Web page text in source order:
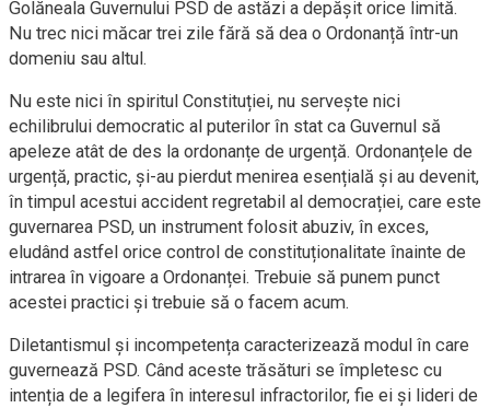
Golăneala Guvernului PSD de astăzi a depășit orice limită.
Nu trec nici măcar trei zile fără să dea o Ordonanță într-un
domeniu sau altul.
Nu este nici în spiritul Constituției, nu servește nici
echilibrului democratic al puterilor în stat ca Guvernul să
apeleze atât de des la ordonanțe de urgență. Ordonanțele de
urgență, practic, și-au pierdut menirea esențială și au devenit,
în timpul acestui accident regretabil al democrației, care este
guvernarea PSD, un instrument folosit abuziv, în exces,
eludând astfel orice control de constituționalitate înainte de
intrarea în vigoare a Ordonanței. Trebuie să punem punct
acestei practici și trebuie să o facem acum.
Diletantismul și incompetența caracterizează modul în care
guvernează PSD. Când aceste trăsături se împletesc cu
intenția de a legifera în interesul infractorilor, fie ei și lideri de